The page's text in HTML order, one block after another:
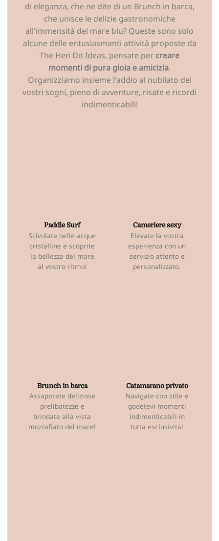
di eleganza, che ne dite di un Brunch in barca,
che unisce le delizie gastronomiche
all'immensità del mare blu? Queste sono solo
alcune delle entusiasmanti attività proposte da
The Hen Do Ideas, pensate per creare
momenti di pura gioia e amicizia.
Organizziamo insieme l'addio al nubilato dei
vostri sogni, pieno di avventure, risate e ricordi
indimenticabili!
Paddle Surf
Scivolate nelle acque
cristalline e scoprite
la bellezza del mare
al vostro ritmo!
Cameriere sexy
Elevate la vostra
esperienza con un
servizio attento e
personalizzato.
Brunch in barca
Assaporate deliziose
prelibatezze e
brindate alla vista
mozzafiato del mare!
Catamarano privato
Navigate con stile e
godetevi momenti
indimenticabili in
tutta esclusività!